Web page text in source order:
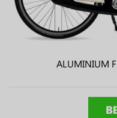
ALUMINIUM